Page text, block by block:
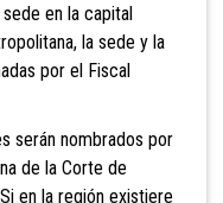
en la capital
la sede y la
por el Fiscal
serán nombrados por
de la Corte de
en la región existiere